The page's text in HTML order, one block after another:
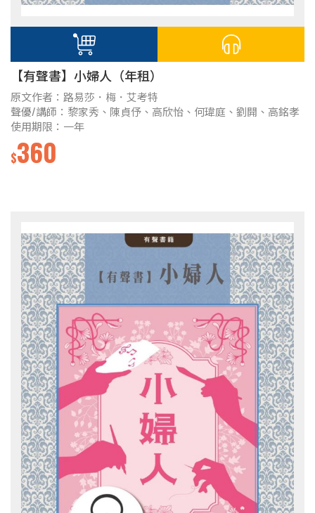
【有聲書】小婦人（年租）
原文作者：路易莎．梅．艾考特
聲優/講師：黎家秀、陳貞伃、高欣怡、何瑋庭、劉開、高銘孝
使用期限：一年
$360